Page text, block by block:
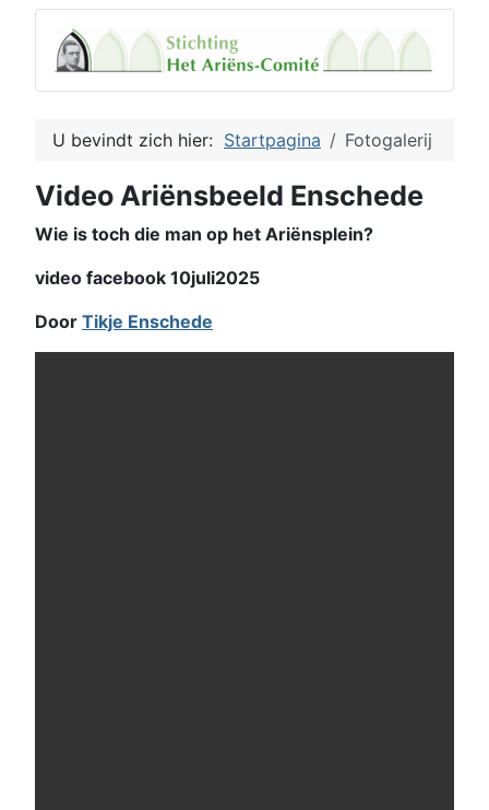
U bevindt zich hier: Startpagina Fotogalerij
Video Ariënsbeeld Enschede
Wie is toch die man op het Ariënsplein?
video facebook 10juli2025
Door Tikje Enschede